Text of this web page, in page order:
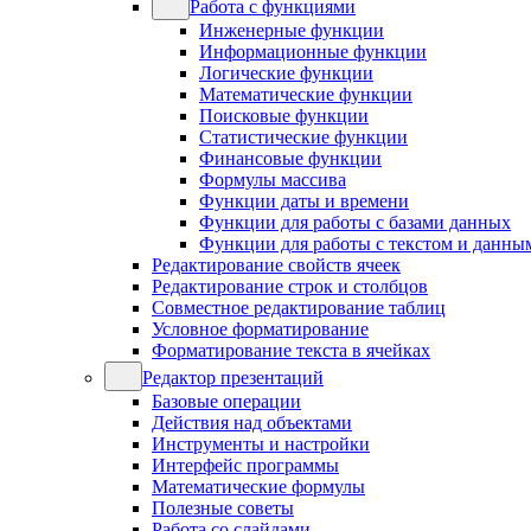
Работа с функциями
Инженерные функции
Информационные функции
Логические функции
Математические функции
Поисковые функции
Статистические функции
Финансовые функции
Формулы массива
Функции даты и времени
Функции для работы с базами данных
Функции для работы с текстом и
Редактирование свойств ячеек
Редактирование строк и столбцов
Совместное редактирование таблиц
Условное форматирование
Форматирование текста в ячейках
Редактор презентаций
Базовые операции
Действия над объектами
Инструменты и настройки
Интерфейс программы
Математические формулы
Полезные советы